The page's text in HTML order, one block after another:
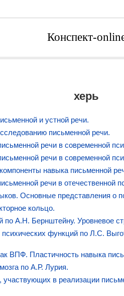
Конспект-
херь
и устной речи.
письменной речи.
речи в современной
речи в современной
навыка письменной
речи в отечественной
Основные представления о
кольцо.
по А.Н. Бернштейну. Уровневое
функций по Л.С.
ВПФ. Пластичность навыка
по А.Р. Лурия.
участвующих в реализации